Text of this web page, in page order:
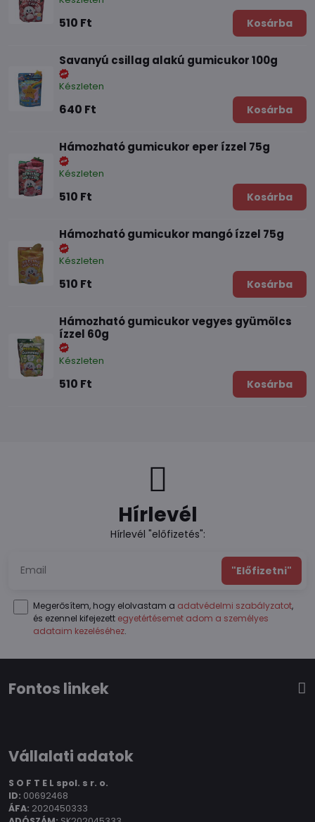
510 Ft Kosárba
Savanyú csillag alakú gumicukor 100g
Készleten
640 Ft Kosárba
Hámozható gumicukor eper ízzel 75g
Készleten
510 Ft Kosárba
Hámozható gumicukor mangó ízzel 75g
Készleten
510 Ft Kosárba
Hámozható gumicukor vegyes gyümölcs
ízzel 60g
Készleten
510 Ft Kosárba
Hírlevél
Hírlevél "előfizetés":
"Előfizetni"
Megerősítem, hogy elolvastam a adatvédelmi szabályzatot,
és ezennel kifejezett egyetértésemet adom a személyes
adataim kezeléséhez.
Fontos linkek
Vállalati adatok
S O F T E L spol. s r. o.
ID: 00692468
ÁFA: 2020450333